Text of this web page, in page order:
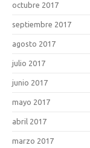
octubre 2017
septiembre 2017
agosto 2017
julio 2017
junio 2017
mayo 2017
abril 2017
marzo 2017